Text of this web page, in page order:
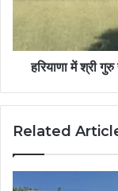
हरियाणा में श्री
Related